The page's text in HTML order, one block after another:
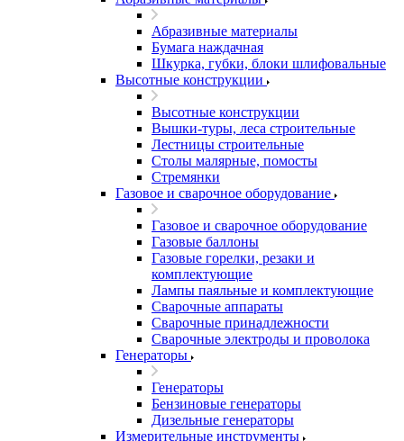
Абразивные материалы
Бумага наждачная
Шкурка, губки, блоки шлифовальные
Высотные конструкции
Высотные конструкции
Вышки-туры, леса строительные
Лестницы строительные
Столы малярные, помосты
Стремянки
Газовое и сварочное оборудование
Газовое и сварочное оборудование
Газовые баллоны
Газовые горелки, резаки и
комплектующие
Лампы паяльные и комплектующие
Сварочные аппараты
Сварочные принадлежности
Сварочные электроды и проволока
Генераторы
Генераторы
Бензиновые генераторы
Дизельные генераторы
Измерительные инструменты